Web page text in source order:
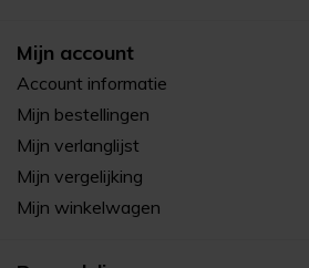
Mijn account
Account informatie
Mijn bestellingen
Mijn verlanglijst
Mijn vergelijking
Mijn winkelwagen